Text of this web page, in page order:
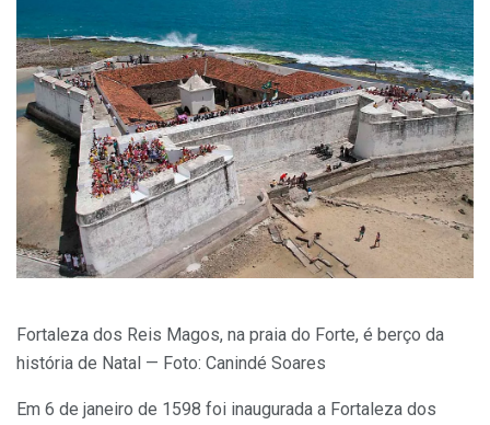
Fortaleza dos Reis Magos, na praia do Forte, é berço da
história de Natal — Foto: Canindé Soares
Em 6 de janeiro de 1598 foi inaugurada a Fortaleza dos